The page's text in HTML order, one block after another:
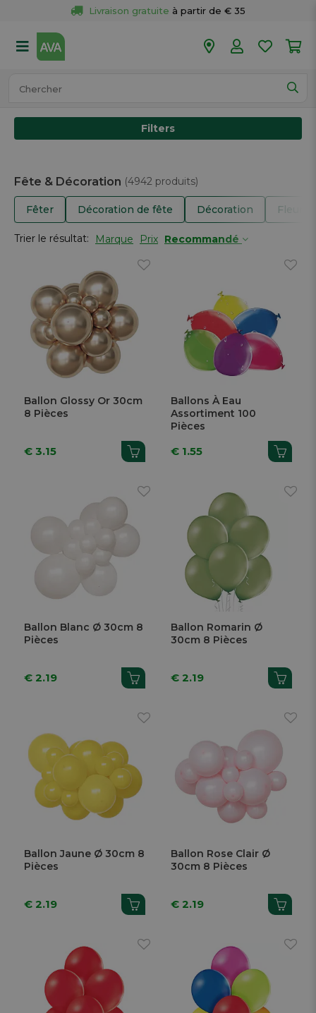
Livraison gratuite à partir de € 35
50 magasins
Filters
Fête & Décoration (4942 produits)
Fêter Décoration de fête Décoration Fleurs
Trier le résultat: Marque Prix Recommandé
Ballon Glossy Or 30cm
8 Pièces
€ 3.15
Ballons À Eau
Assortiment 100
Pièces
€ 1.55
Ballon Blanc Ø 30cm 8
Pièces
€ 2.19
Ballon Romarin Ø
30cm 8 Pièces
€ 2.19
Ballon Jaune Ø 30cm 8
Pièces
€ 2.19
Ballon Rose Clair Ø
30cm 8 Pièces
€ 2.19